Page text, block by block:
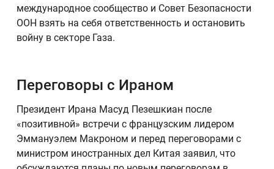
международное сообщество и Совет Безопасности
ООН взять на себя ответственность и остановить
войну в секторе Газа.
Переговоры с Ираном
Президент Ирана Масуд Пезешкиан после
«позитивной» встречи с французским лидером
Эммануэлем Макроном и перед переговорами с
министром иностранных дел Китая заявил, что